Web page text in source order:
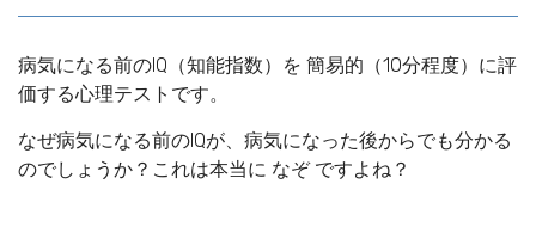
病気になる前のIQ（知能指数）を 簡易的（10分程度）に評
価する心理テストです。
なぜ病気になる前のIQが、病気になった後からでも分かる
のでしょうか？これは本当に なぞ ですよね？